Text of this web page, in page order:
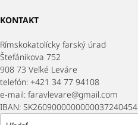
KONTAKT
Rímskokatolícky farský úrad
Štefánikova 752
908 73 Veľké Leváre
telefón: +421 34 77 94108
e-mail: faravlevare@gmail.com
IBAN: SK2609000000000037240454